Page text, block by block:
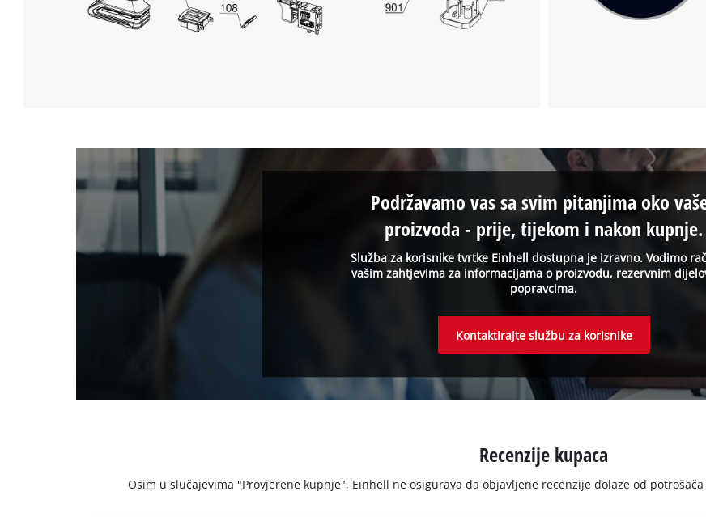
Služba za korisnike tvrtke Einhell dostupna je izravno. Vodimo
vašim zahtjevima za informacijama o proizvodu, rezervnim
popravcima.
Podržavamo vas sa svim pitanjima oko
proizvoda - prije, tijekom i nakon kupnje.
Kontaktirajte službu za korisnike
Recenzije kupaca
Osim u slučajevima "Provjerene kupnje", Einhell ne osigurava da objavljene recenzije dolaze od